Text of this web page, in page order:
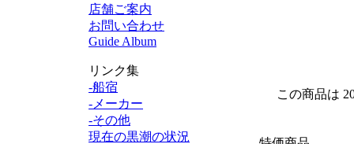
店舗ご案内
お問い合わせ
Guide Album
リンク集
-船宿
-メーカー
-その他
現在の黒潮の状況
この商品は